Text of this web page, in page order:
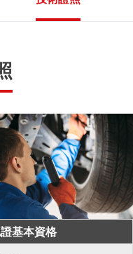
基本資格